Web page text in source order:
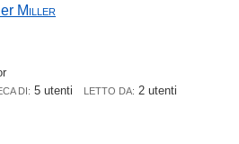
Miller
DI: 5 utenti LETTO DA: 2 utenti